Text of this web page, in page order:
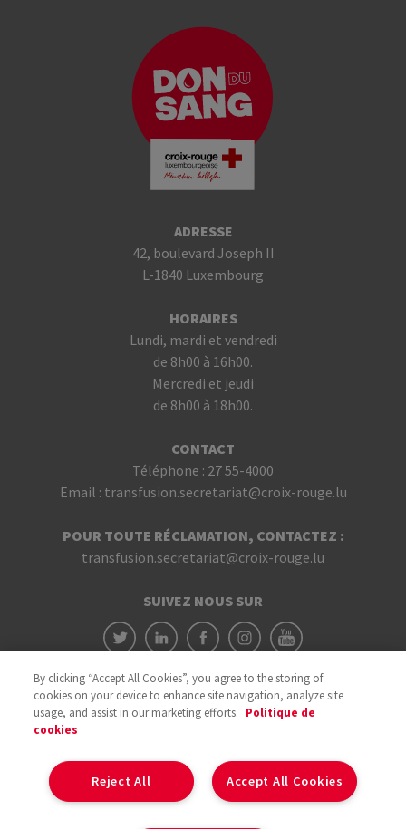
ADRESSE
42, boulevard Joseph II
L-1840 Luxembourg
HORAIRES
Lundi, mardi et vendredi
de 8h00 à 16h00.
Mercredi et jeudi
de 8h00 à 18h00.
CONTACT
Téléphone : 27 55-4000
Email : transfusion.secretariat@croix-rouge.lu
POUR TOUTE RÉCLAMATION, CONTACTEZ :
transfusion.secretariat@croix-rouge.lu
SUIVEZ NOUS SUR
By clicking “Accept All Cookies”, you agree to the storing of
cookies on your device to enhance site navigation, analyze site
usage, and assist in our marketing efforts. Politique de
cookies
Accept All Cookies
Reject All